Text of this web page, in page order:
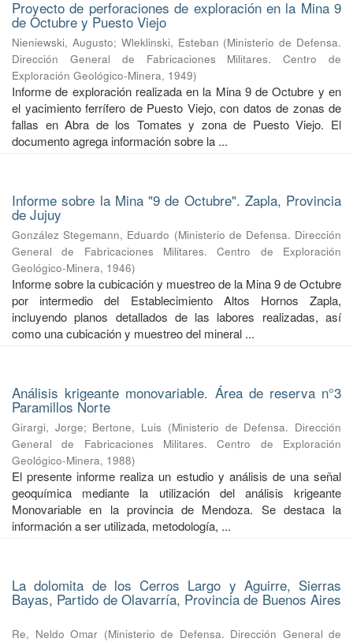
Proyecto de perforaciones de exploración en la Mina 9
de Octubre y Puesto Viejo
Nieniewski, Augusto; Wleklinski, Esteban (Ministerio de Defensa.
Dirección General de Fabricaciones Militares. Centro de
Exploración Geológico-Minera, 1949)
Informe de exploración realizada en la Mina 9 de Octubre y en
el yacimiento ferrífero de Puesto Viejo, con datos de zonas de
fallas en Abra de los Tomates y zona de Puesto Viejo. El
documento agrega información sobre la ...
Informe sobre la Mina "9 de Octubre". Zapla, Provincia
de Jujuy
González Stegemann, Eduardo (Ministerio de Defensa. Dirección
General de Fabricaciones Militares. Centro de Exploración
Geológico-Minera, 1946)
Informe sobre la cubicación y muestreo de la Mina 9 de Octubre
por intermedio del Establecimiento Altos Hornos Zapla,
incluyendo planos detallados de las labores realizadas, así
como una cubicación y muestreo del mineral ...
Análisis krigeante monovariable. Área de reserva n°3
Paramillos Norte
Girargi, Jorge; Bertone, Luis (Ministerio de Defensa. Dirección
General de Fabricaciones Militares. Centro de Exploración
Geológico-Minera, 1988)
El presente informe realiza un estudio y análisis de una señal
geoquímica mediante la utilización del análisis krigeante
Monovariable en la provincia de Mendoza. Se destaca la
información a ser utilizada, metodología, ...
La dolomita de los Cerros Largo y Aguirre, Sierras
Bayas, Partido de Olavarría, Provincia de Buenos Aires
Re, Neldo Omar (Ministerio de Defensa. Dirección General de